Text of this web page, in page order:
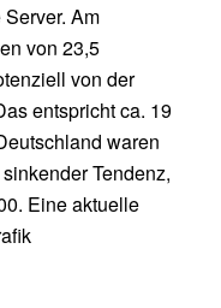
Am
von 23,5
von der
entspricht ca. 19
waren
Tendenz,
Eine aktuelle